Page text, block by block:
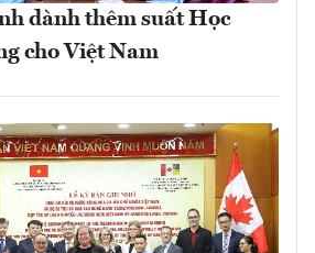
dành thêm suất Học
cho Việt Nam